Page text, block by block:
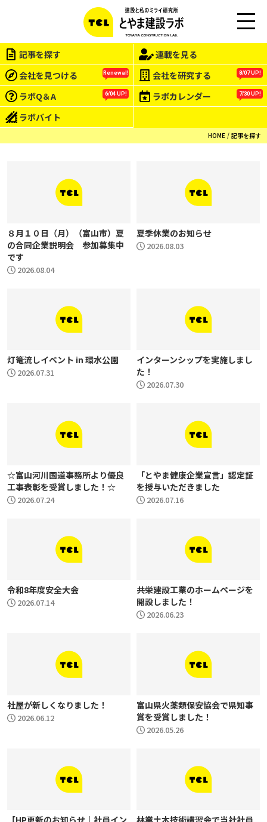
EN
記事を探す
連載を見る
会社を見つける
Renewal! 会社を研究する 8/07 UP!
ラボQ＆A 6/04 UP! ラボカレンダー 7/30 UP!
ラボバイト
HOME 記事を探す
８月１０日（月）（富山市）夏
の合同企業説明会 参加募集中
です
2026.08.04
夏季休業のお知らせ
2026.08.03
灯篭流しイベント in 環水公園
2026.07.31
インターンシップを実施しまし
た！
2026.07.30
☆富山河川国道事務所より優良
工事表彰を受賞しました！☆
2026.07.24
「とやま健康企業宣言」認定証
を授与いただきました
2026.07.16
令和8年度安全大会
2026.07.14
共栄建設工業のホームページを
開設しました！
2026.06.23
社屋が新しくなりました！
2026.06.12
富山県火薬類保安協会で県知事
賞を受賞しました！
2026.05.26
【HP更新のお知らせ｜社員イン
林業土木技術講習会で当社社員